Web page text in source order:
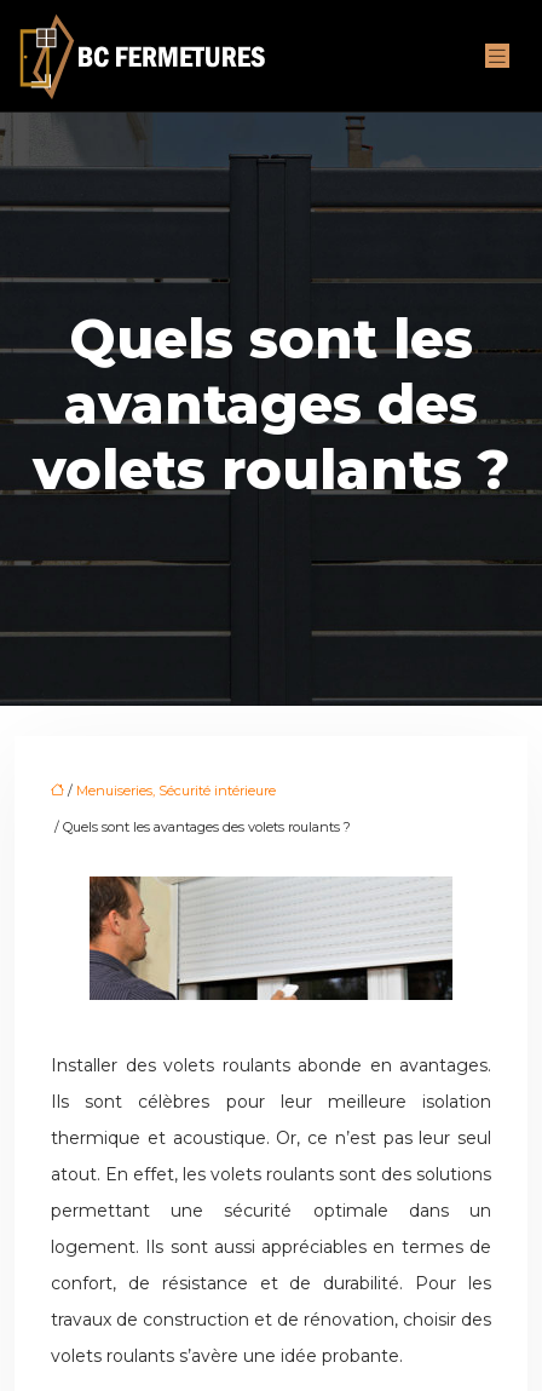
Quels sont les
avantages des
volets roulants ?
/ Menuiseries, Sécurité intérieure
/ Quels sont les avantages des volets roulants ?
Installer des volets roulants abonde en avantages.
Ils sont célèbres pour leur meilleure isolation
thermique et acoustique. Or, ce n’est pas leur seul
atout. En effet, les volets roulants sont des solutions
permettant une sécurité optimale dans un
logement. Ils sont aussi appréciables en termes de
confort, de résistance et de durabilité. Pour les
travaux de construction et de rénovation, choisir des
volets roulants s’avère une idée probante.